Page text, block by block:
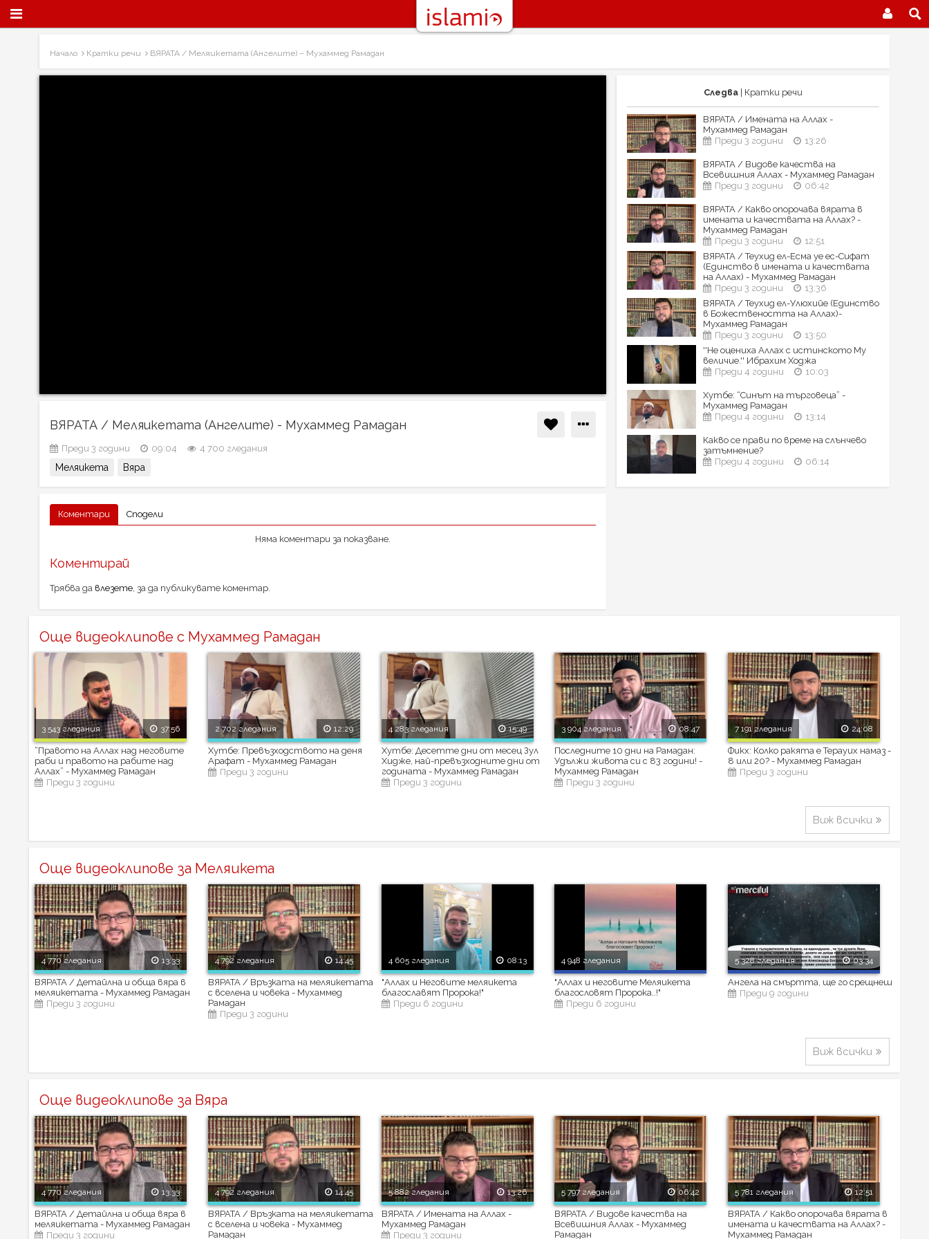
Начало Кратки речи ВЯРАТА / Меляикетата (Ангелите) – Мухаммед Рамадан
ВЯРАТА / Меляикетата (Ангелите) - Мухаммед Рамадан
Преди 3 години 09:04 4 700 гледания
Меляикета Вяра
Коментари Сподели
Няма коментари за показване.
Коментирай
Трябва да влезете, за да публикувате коментар.
Следва | Кратки речи
ВЯРАТА / Имената на Аллах -
Мухаммед Рамадан
Преди 3 години
13:26
ВЯРАТА / Видове качества на
Всевишния Аллах - Мухаммед Рамадан
Преди 3 години
06:42
ВЯРАТА / Какво опорочава вярата в
имената и качествата на Аллах? -
Мухаммед Рамадан
Преди 3 години
12:51
ВЯРАТА / Теухид ел-Есма уе ес-Сифат
(Единство в имената и качествата
на Аллах) - Мухаммед Рамадан
Преди 3 години
13:36
ВЯРАТА / Теухид ел-Улюхийе (Единство
в Божествеността на Аллах)-
Мухаммед Рамадан
Преди 3 години
13:50
''Не оцениха Аллах с истинското Му
величие.'' Ибрахим Ходжа
Преди 4 години
10:03
Хутбе: “Синът на търговеца” -
Мухаммед Рамадан
Преди 4 години
13:14
Какво се прави по време на слънчево
затъмнение?
Преди 4 години
06:14
Още видеоклипове с Мухаммед Рамадан
3 543 гледания 37:56
“Правото на Аллах над неговите
раби и правото на рабите над
Аллах” - Мухаммед Рамадан
Преди 3 години
2 702 гледания 12:29
Хутбе: Превъзходството на деня
Арафат - Мухаммед Рамадан
Преди 3 години
4 283 гледания 15:49
Хутбе: Десетте дни от месец Зул
Хидже, най-превъзходните дни от
годината - Мухаммед Рамадан
Преди 3 години
3 904 гледания 08:47
Последните 10 дни на Рамадан:
Удължи живота си с 83 години! -
Мухаммед Рамадан
Преди 3 години
7 191 гледания 24:08
Фикх: Колко ракята е Терауих намаз -
8 или 20? - Мухаммед Рамадан
Преди 3 години
Виж всички
Още видеоклипове за Меляикета
4 770 гледания 13:33
ВЯРАТА / Детайлна и обща вяра в
меляикетата - Мухаммед Рамадан
Преди 3 години
4 792 гледания 14:45
ВЯРАТА / Връзката на меляикетата
с вселена и човека - Мухаммед
Рамадан
Преди 3 години
4 605 гледания 08:13
"Аллах и Неговите меляикета
благославят Пророка!"
Преди 6 години
4 948 гледания
"Аллах и неговите Меляикета
благословят Пророка..!"
Преди 6 години
5 328 гледания 03:34
Ангела на смъртта, ще го срещнеш
Преди 9 години
Виж всички
Още видеоклипове за Вяра
4 770 гледания 13:33
ВЯРАТА / Детайлна и обща вяра в
меляикетата - Мухаммед Рамадан
Преди 3 години
4 792 гледания 14:45
ВЯРАТА / Връзката на меляикетата
с вселена и човека - Мухаммед
Рамадан
5 882 гледания 13:26
ВЯРАТА / Имената на Аллах -
Мухаммед Рамадан
Преди 3 години
5 797 гледания 06:42
ВЯРАТА / Видове качества на
Всевишния Аллах - Мухаммед
Рамадан
5 781 гледания 12:51
ВЯРАТА / Какво опорочава вярата в
имената и качествата на Аллах? -
Мухаммед Рамадан